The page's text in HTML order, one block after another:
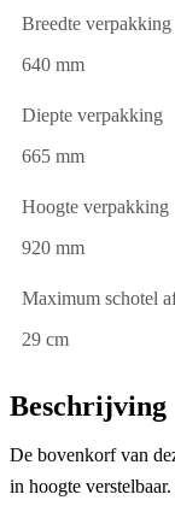
Breedte verpakking
640 mm
Diepte verpakking
665 mm
Hoogte verpakking
920 mm
Maximum schotel
29 cm
Beschrijving
De bovenkorf van
in hoogte